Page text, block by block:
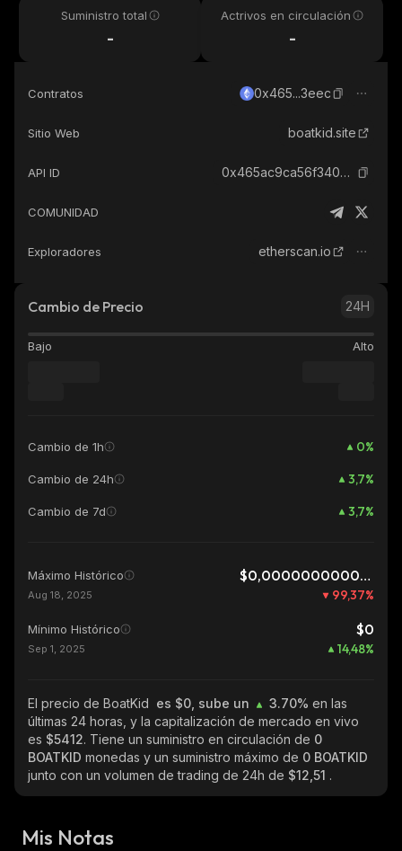
Suministro total
-
Actrivos en circulación
-
Contratos 0x465...3eec
Sitio Web boatkid.site
API ID 0x465ac9ca56f340bc5b96b02c065ae80f3d893eec_ethereum
COMUNIDAD
Exploradores etherscan.io
Cambio de Precio 24H
Bajo Alto
Cambio de 1h 0%
Cambio de 24h 3,7%
Cambio de 7d 3,7%
Máximo Histórico $0,000000000002
Aug 18, 2025 99,37%
Mínimo Histórico $0
Sep 1, 2025 14,48%
El precio de BoatKid es $0, sube un 3.70% en las
últimas 24 horas, y la capitalización de mercado en vivo
es $5412. Tiene un suministro en circulación de 0
BOATKID monedas y un suministro máximo de 0 BOATKID
junto con un volumen de trading de 24h de $12,51 .
Mis Notas